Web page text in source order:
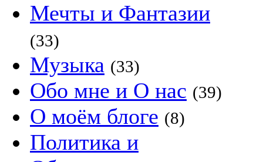
Мечты и Фантазии
(33)
Музыка (33)
Обо мне и О нас (39)
О моём блоге (8)
Политика и